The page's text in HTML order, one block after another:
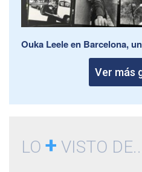
Ouka Leele en Barcelona,
Ver más
LO + VISTO